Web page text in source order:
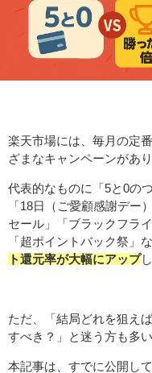
楽天市場には、毎月の定
ざまなキャンペーンがあり
代表的なものに「5と0の
「18日（ご愛顧感謝デー
セール」「ブラックフラ
「超ポイントバック祭」
ト還元率が大幅にアップ
ただ、「結局どれを狙え
すべき？」と迷う方も多い
本記事は、すでに公開し